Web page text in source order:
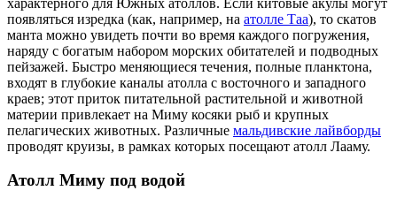
появляться изредка (как, например, на атолле Таа), то скатов
манта можно увидеть почти во время каждого погружения,
наряду с богатым набором морских обитателей и подводных
пейзажей. Быстро меняющиеся течения, полные планктона,
входят в глубокие каналы атолла с восточного и западного
краев; этот приток питательной растительной и животной
материи привлекает на Миму косяки рыб и крупных
пелагических животных. Различные мальдивские лайвборды
проводят круизы, в рамках которых посещают атолл Лааму.
Атолл Миму под водой